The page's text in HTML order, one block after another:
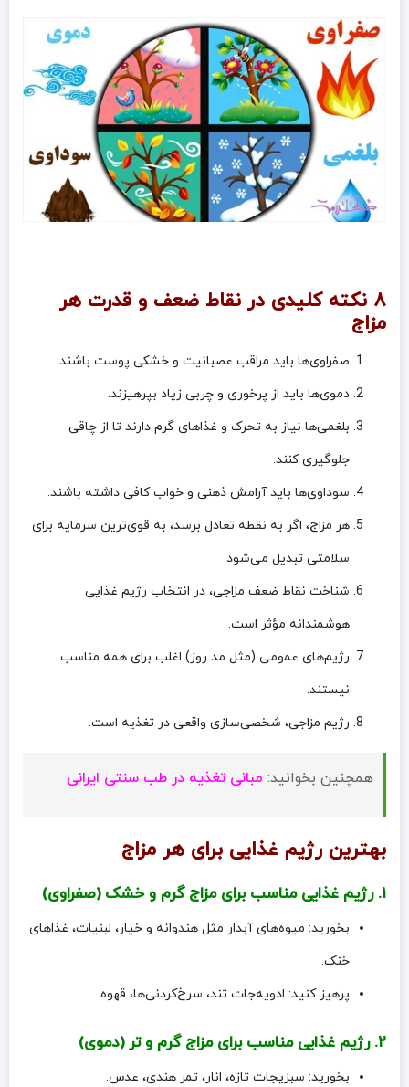
۸ نکته کلیدی در نقاط ضعف و قدرت هر
مزاج
صفراوی‌ها باید مراقب عصبانیت و خشکی پوست باشند.
دموی‌ها باید از پرخوری و چربی زیاد بپرهیزند.
بلغمی‌ها نیاز به تحرک و غذاهای گرم دارند تا از چاقی
جلوگیری کنند.
سوداوی‌ها باید آرامش ذهنی و خواب کافی داشته باشند.
هر مزاج، اگر به نقطه تعادل برسد، به قوی‌ترین سرمایه برای
سلامتی تبدیل می‌شود.
شناخت نقاط ضعف مزاجی، در انتخاب رژیم غذایی
هوشمندانه مؤثر است.
رژیم‌های عمومی (مثل مد روز) اغلب برای همه مناسب
نیستند.
رژیم مزاجی، شخصی‌سازی واقعی در تغذیه است.
همچنین بخوانید: مبانی تغذیه در طب سنتی ایرانی
بهترین رژیم غذایی برای هر مزاج
۱. رژیم غذایی مناسب برای مزاج گرم و خشک (صفراوی)
بخورید: میوه‌های آبدار مثل هندوانه و خیار، لبنیات، غذاهای
خنک.
پرهیز کنید: ادویه‌جات تند، سرخ‌کردنی‌ها، قهوه.
۲. رژیم غذایی مناسب برای مزاج گرم و تر (دموی)
بخورید: سبزیجات تازه، انار، تمر هندی، عدس.